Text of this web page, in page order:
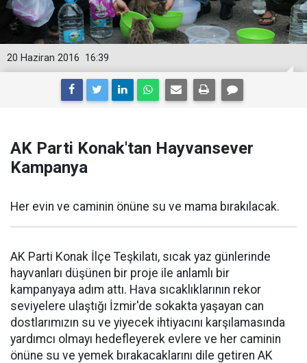
16:39
20 Haziran 2016
AK Parti Konak'tan Hayvansever
Kampanya
Her evin ve caminin önüne su ve mama bırakılacak.
AK Parti Konak İlçe Teşkilatı, sıcak yaz günlerinde
hayvanları düşünen bir proje ile anlamlı bir
kampanyaya adım attı. Hava sıcaklıklarının rekor
seviyelere ulaştığı İzmir'de sokakta yaşayan can
dostlarımızın su ve yiyecek ihtiyacını karşılamasında
yardımcı olmayı hedefleyerek evlere ve her caminin
önüne su ve yemek bırakacaklarını dile getiren AK